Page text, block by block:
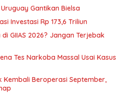
Gantikan Bielsa
Investasi Rp 173,6 Triliun
GIIAS 2026? Jangan Terjebak
Tes Narkoba Massal Usai Kasus
Kembali Beroperasi September,